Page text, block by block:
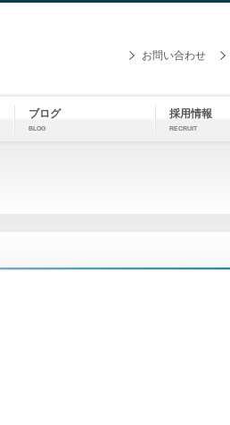
お問い合わせ
ブログ
BLOG
採用情報
RECRUIT